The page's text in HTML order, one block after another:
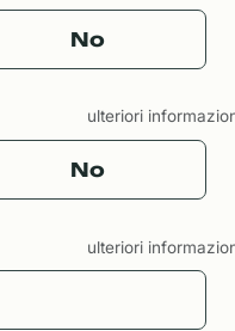
No
ulteriori
No
ulteriori